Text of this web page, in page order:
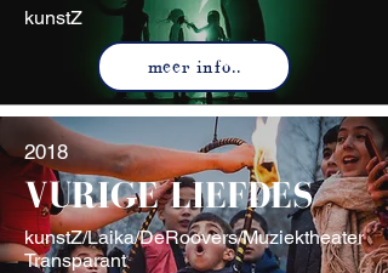
kunstZ
meer info..
2018
VURIGE LIEFDES
kunstZ/Laika/DeRoovers/Muziektheater
Transparant